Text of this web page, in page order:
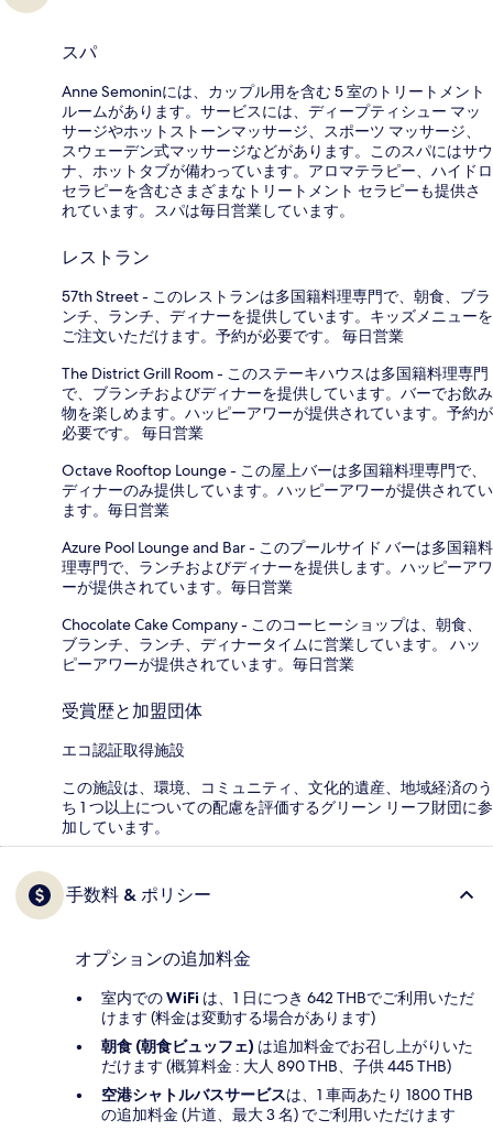
スパ
Anne Semoninには、カップル用を含む 5 室のトリートメント
ルームがあります。サービスには、ディープティシュー マッ
サージやホットストーンマッサージ、スポーツ マッサージ、
スウェーデン式マッサージなどがあります。このスパにはサウ
ナ、ホットタブが備わっています。アロマテラピー、ハイドロ
セラピーを含むさまざまなトリートメント セラピーも提供さ
れています。スパは毎日営業しています。
レストラン
57th Street - このレストランは多国籍料理専門で、朝食、ブラ
ンチ、ランチ、ディナーを提供しています。キッズメニューを
ご注文いただけます。予約が必要です。 毎日営業
The District Grill Room - このステーキハウスは多国籍料理専門
で、ブランチおよびディナーを提供しています。バーでお飲み
物を楽しめます。ハッピーアワーが提供されています。予約が
必要です。 毎日営業
Octave Rooftop Lounge - この屋上バーは多国籍料理専門で、
ディナーのみ提供しています。ハッピーアワーが提供されてい
ます。毎日営業
Azure Pool Lounge and Bar - このプールサイド バーは多国籍料
理専門で、ランチおよびディナーを提供します。ハッピーアワ
ーが提供されています。毎日営業
Chocolate Cake Company - このコーヒーショップは、朝食、
ブランチ、ランチ、ディナータイムに営業しています。 ハッ
ピーアワーが提供されています。毎日営業
受賞歴と加盟団体
エコ認証取得施設
この施設は、環境、コミュニティ、文化的遺産、地域経済のう
ち 1 つ以上についての配慮を評価するグリーン リーフ財団に参
加しています。
手数料 & ポリシー
オプションの追加料金
室内でのWiFi は、1 日につき 642 THBでご利用いただ
けます (料金は変動する場合があります)
朝食 (朝食ビュッフェ) は追加料金でお召し上がりいた
だけます (概算料金 : 大人 890 THB、子供 445 THB)
空港シャトルバスサービスは、1 車両あたり 1800 THB
の追加料金 (片道、最大 3 名) でご利用いただけます